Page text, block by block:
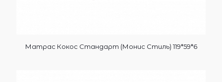
Матрас Кокос Стандарт (Монис Стиль) 119*59*6